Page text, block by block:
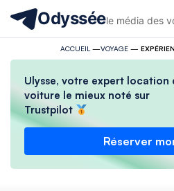
Odysséele média des
ACCUEIL —VOYAGE—
Ulysse, votre expert location
voiture le mieux noté sur
Trustpilot
Réserver